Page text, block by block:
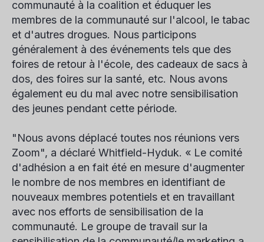
communauté à la coalition et éduquer les
membres de la communauté sur l'alcool, le tabac
et d'autres drogues. Nous participons
généralement à des événements tels que des
foires de retour à l'école, des cadeaux de sacs à
dos, des foires sur la santé, etc. Nous avons
également eu du mal avec notre sensibilisation
des jeunes pendant cette période.
"Nous avons déplacé toutes nos réunions vers
Zoom", a déclaré Whitfield-Hyduk. « Le comité
d'adhésion a en fait été en mesure d'augmenter
le nombre de nos membres en identifiant de
nouveaux membres potentiels et en travaillant
avec nos efforts de sensibilisation de la
communauté. Le groupe de travail sur la